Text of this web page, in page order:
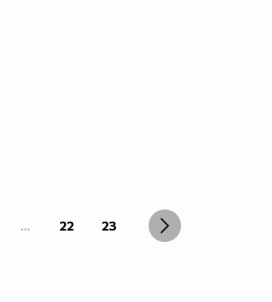
... 22 23